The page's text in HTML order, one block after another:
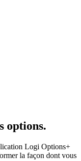
options.
Logi Options+
la façon dont vous